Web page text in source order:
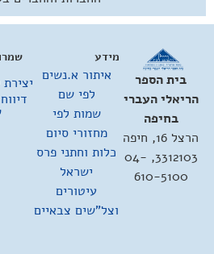
בית הספר
הריאלי העברי
בחיפה
הרצל 16, חיפה
3312103, 04-
610-5100
מידע
איתור א.נשים
לפי שם
שמות לפי
מחזורי סיום
כלות וחתני פרס
ישראל
עיטורים
וצל"שים צבאיים